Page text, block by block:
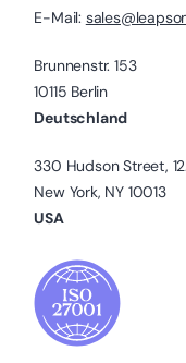
E-Mail:
Brunnenstr. 153
10115 Berlin
Deutschland
330 Hudson Street,
New York, NY 10013
USA